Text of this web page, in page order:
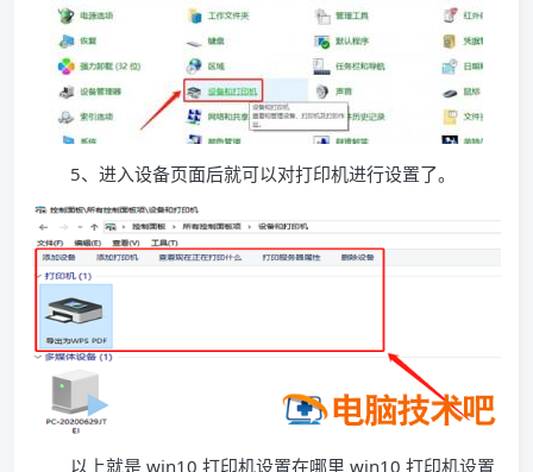
5、进入设备页面后就可以对打印机进行设置了。
以上就是 win10 打印机设置在哪里 win10 打印机设置